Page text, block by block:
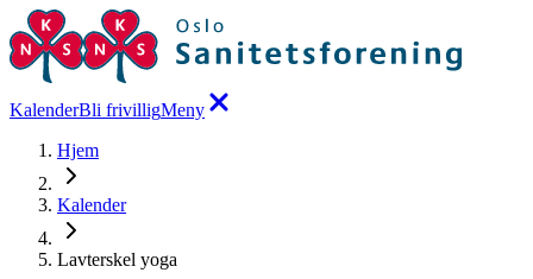
KalenderBli frivilligMeny
Hjem
Kalender
Lavterskel yoga